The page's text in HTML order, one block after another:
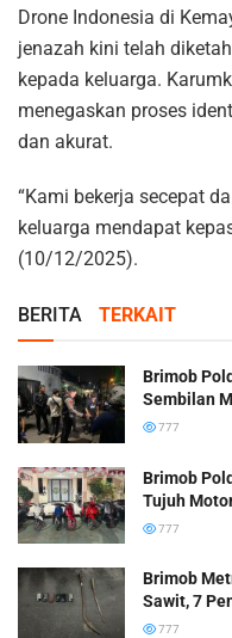
Drone Indonesia di
jenazah kini telah
kepada keluarga.
menegaskan proses
dan akurat.
“Kami bekerja secepat
keluarga mendapat
(10/12/2025).
BERITA TERKAIT
Brimob
Sembilan
777
Brimob
Tujuh
777
Brimob
Sawit, 7
777